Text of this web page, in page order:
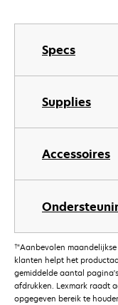
Specs
Supplies
Accessoires
†"Aanbevolen
klanten helpt het
gemiddelde aantal
afdrukken. Lexmark raadt
opgegeven bereik te